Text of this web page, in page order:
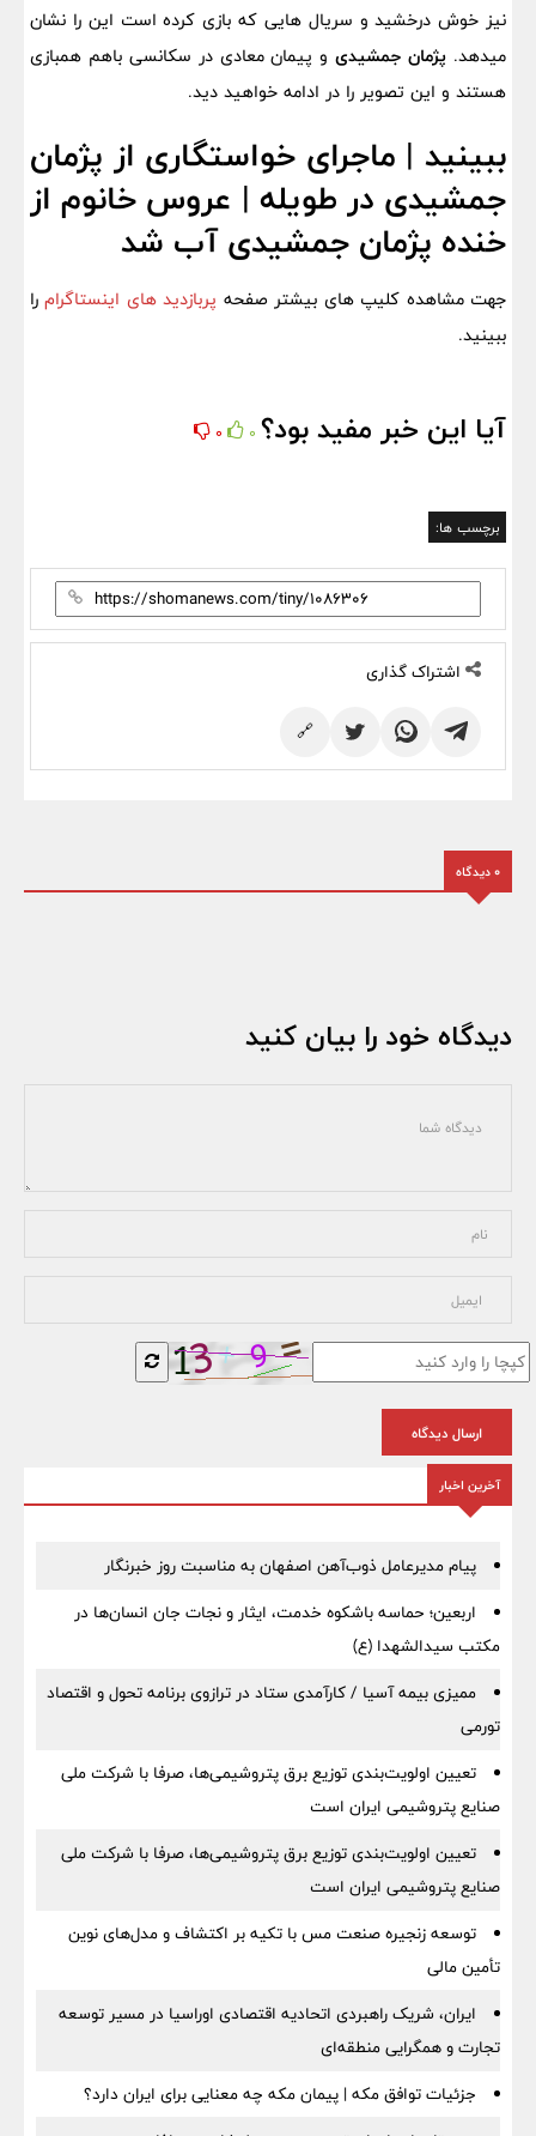
نیز خوش درخشید و سریال هایی که بازی کرده است این را نشان
میدهد. پژمان جمشیدیو پیمان معادی در سکانسی باهم همبازی
هستند و این تصویر را در ادامه خواهید دید.
ببینید | ماجرای خواستگاری از پژمان
جمشیدی در طویله | عروس خانوم از
خنده پژمان جمشیدی آب شد
جهت مشاهده کلیپ های بیشتر صفحه پربازدید های اینستاگرامرا
ببینید.
آیا این خبر مفید بود؟ 0
0
برچسب ها:
اشتراک گذاری
🔗
0 دیدگاه
دیدگاه خود را بیان کنید
ارسال دیدگاه
آخرین اخبار
پیام مدیرعامل ذوب‌آهن اصفهان به مناسبت روز خبرنگار
اربعین؛ حماسه باشکوه خدمت، ایثار و نجات جان انسان‌ها در
مکتب سیدالشهدا (ع)
ممیزی بیمه آسیا / کارآمدی ستاد در ترازوی برنامه تحول و اقتصاد
تورمی
تعیین اولویت‌بندی توزیع برق پتروشیمی‌ها، صرفا با شرکت ملی
صنایع پتروشیمی ایران است
تعیین اولویت‌بندی توزیع برق پتروشیمی‌ها، صرفا با شرکت ملی
صنایع پتروشیمی ایران است
توسعه زنجیره صنعت مس با تکیه بر اکتشاف و مدل‌های نوین
تأمین مالی
ایران، شریک راهبردی اتحادیه اقتصادی اوراسیا در مسیر توسعه
تجارت و همگرایی منطقه‌ای
جزئیات توافق مکه | پیمان مکه چه معنایی برای ایران دارد؟